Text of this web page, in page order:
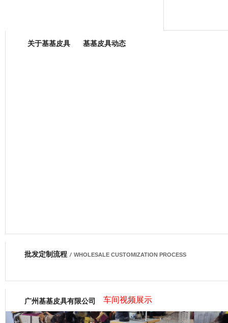
网商会会员
关于基基皮具 基基皮具动态
批发定制流程 / WHOLESALE CUSTOMIZATION PROCESS